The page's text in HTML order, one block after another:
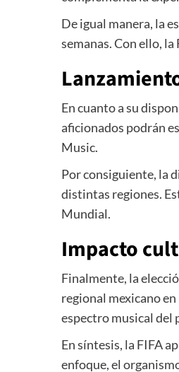
De igual manera, la
semanas. Con ello,
En cuanto a su
aficionados podrán
Music.
Por consiguiente, la
distintas regiones.
Mundial.
Impacto
Finalmente, la
regional mexicano
espectro musical del
En síntesis, la FIFA
enfoque, el